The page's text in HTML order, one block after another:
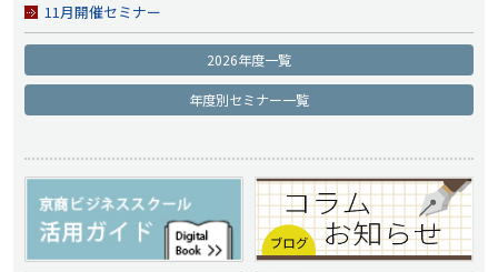
11月開催セミナー
2026年度一覧
年度別セミナー一覧